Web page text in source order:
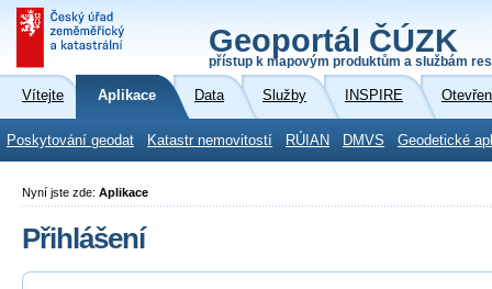
Geoportál ČÚZK
přístup k mapovým produktům a službám
Vítejte Aplikace Data Služby INSPIRE
Poskytování geodat Katastr nemovitostí RÚIAN DMVS Geodetické
Nyní jste zde: Aplikace
Přihlášení